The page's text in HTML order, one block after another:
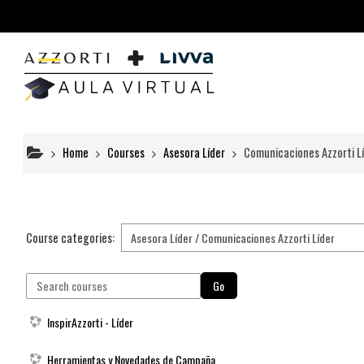
Home Courses Asesora Líder Comunicaciones Azzorti
Course categories:
courses Go
InspirAzzorti - Líder
Herramientas y Novedades de Campaña